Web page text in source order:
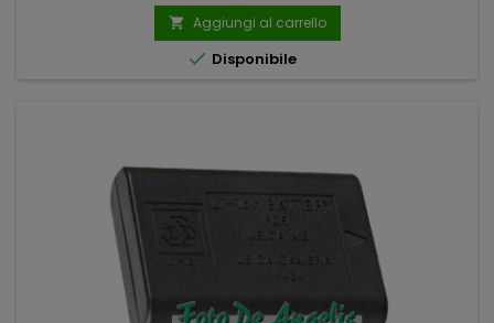
 Aggiungi al carrello
 Disponibile